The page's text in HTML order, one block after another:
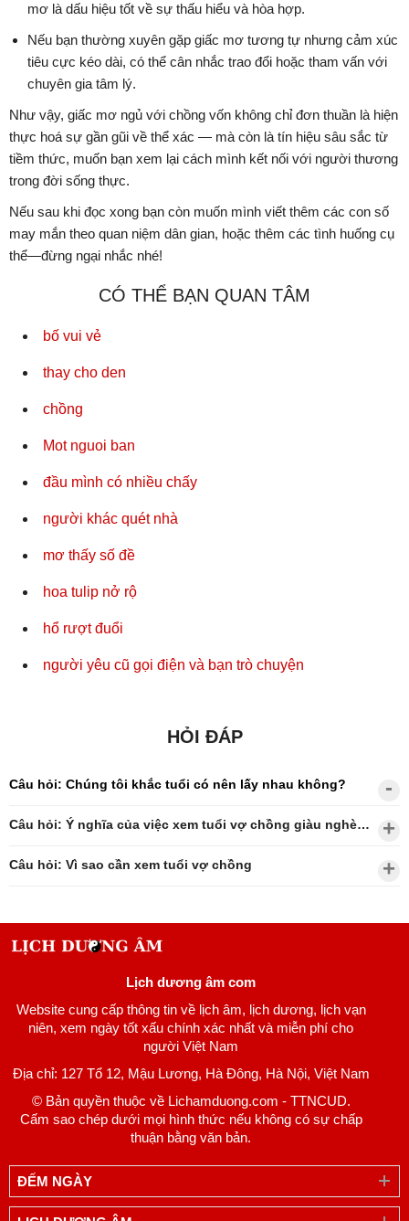
mơ là dấu hiệu tốt về sự thấu hiểu và hòa hợp.
Nếu bạn thường xuyên gặp giấc mơ tương tự nhưng cảm xúc
tiêu cực kéo dài, có thể cân nhắc trao đổi hoặc tham vấn với
chuyên gia tâm lý.
Như vậy, giấc mơ ngủ với chồng vốn không chỉ đơn thuần là hiện
thực hoá sự gần gũi về thể xác — mà còn là tín hiệu sâu sắc từ
tiềm thức, muốn bạn xem lại cách mình kết nối với người thương
trong đời sống thực.
Nếu sau khi đọc xong bạn còn muốn mình viết thêm các con số
may mắn theo quan niệm dân gian, hoặc thêm các tình huống cụ
thể—đừng ngại nhắc nhé!
CÓ THỂ BẠN QUAN TÂM
bố vui vẻ
thay cho den
chồng
Mot nguoi ban
đầu mình có nhiều chấy
người khác quét nhà
mơ thấy số đề
hoa tulip nở rộ
hổ rượt đuổi
người yêu cũ gọi điện và bạn trò chuyện
HỎI ĐÁP
Câu hỏi: Chúng tôi khắc tuổi có nên lấy nhau không?
Câu hỏi: Ý nghĩa của việc xem tuổi vợ chồng giàu nghèo?
Câu hỏi: Vì sao cần xem tuổi vợ chồng
Lịch dương âm com
Website cung cấp thông tin về lịch âm, lịch dương, lịch vạn
niên, xem ngày tốt xấu chính xác nhất và miễn phí cho
người Việt Nam
Địa chỉ: 127 Tổ 12, Mậu Lương, Hà Đông, Hà Nội, Việt Nam
© Bản quyền thuộc về Lichamduong.com - TTNCUD.
Cấm sao chép dưới mọi hình thức nếu không có sự chấp
thuận bằng văn bản.
ĐẾM NGÀY